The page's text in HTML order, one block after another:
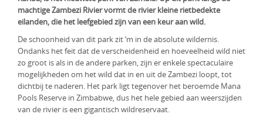
Groepsreis
Uganda
Zambia
Zimbabwe
Zuid-Afrika
KLM Preferred Partner
machtige Zambezi Rivier vormt de rivier kleine rietbedekte
eilanden, die het leefgebied zijn van een keur aan wild.
De schoonheid van dit park zit ‘m in de absolute wildernis.
Ondanks het feit dat de verscheidenheid en hoeveelheid wild niet
zo groot is als in de andere parken, zijn er enkele spectaculaire
mogelijkheden om het wild dat in en uit de Zambezi loopt, tot
dichtbij te naderen. Het park ligt tegenover het beroemde Mana
Pools Reserve in Zimbabwe, dus het hele gebied aan weerszijden
van de rivier is een gigantisch wildreservaat.